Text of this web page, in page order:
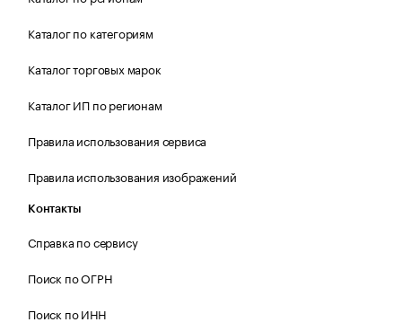
Каталог по категориям
Каталог торговых марок
Каталог ИП по регионам
Правила использования сервиса
Правила использования изображений
Контакты
Справка по сервису
Поиск по ОГРН
Поиск по ИНН